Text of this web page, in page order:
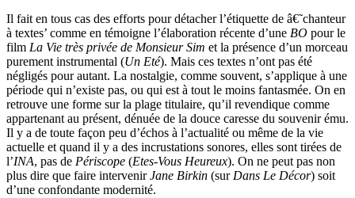
Il fait en tous cas des efforts pour détacher l’étiquette de â€˜chanteur
à textes’ comme en témoigne l’élaboration récente d’une BO pour le
film La Vie très privée de Monsieur Sim et la présence d’un morceau
purement instrumental (Un Eté). Mais ces textes n’ont pas été
négligés pour autant. La nostalgie, comme souvent, s’applique à une
période qui n’existe pas, ou qui est à tout le moins fantasmée. On en
retrouve une forme sur la plage titulaire, qu’il revendique comme
appartenant au présent, dénuée de la douce caresse du souvenir ému.
Il y a de toute façon peu d’échos à l’actualité ou même de la vie
actuelle et quand il y a des incrustations sonores, elles sont tirées de
l’INA, pas de Périscope (Etes-Vous Heureux). On ne peut pas non
plus dire que faire intervenirJane Birkin (sur Dans Le Décor) soit
d’une confondante modernité.